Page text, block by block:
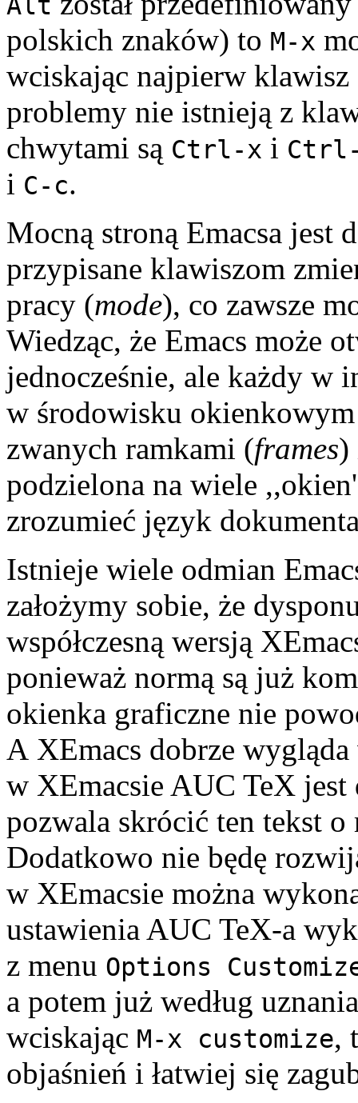
polskich znaków) to M-x
wciskając najpierw klawisz
problemy nie istnieją z
chwytami są Ctrl-x i
i C-c.
Mocną stroną Emacsa jest
przypisane klawiszom
pracy (mode), co zawsze
Wiedząc, że Emacs może
jednocześnie, ale każdy w
w środowisku
zwanych ramkami (frames)
podzielona na wiele
zrozumieć język
Istnieje wiele odmian
założymy sobie, że
współczesną wersją
ponieważ normą są już
okienka graficzne nie
A XEmacs dobrze
w XEmacsie AUC TeX
pozwala skrócić ten tekst
Dodatkowo nie będę
w XEmacsie można
ustawienia AUC TeX-a
z menu Options
a potem już według
wciskając M-x customize,
objaśnień i łatwiej się